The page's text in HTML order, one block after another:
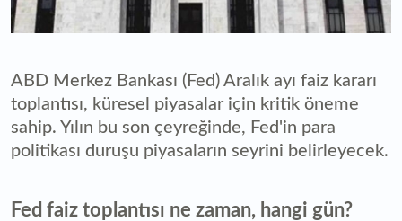
ABD Merkez Bankası (Fed) Aralık ayı faiz kararı
toplantısı, küresel piyasalar için kritik öneme
sahip. Yılın bu son çeyreğinde, Fed'in para
politikası duruşu piyasaların seyrini belirleyecek.
Fed faiz toplantısı ne zaman, hangi gün?